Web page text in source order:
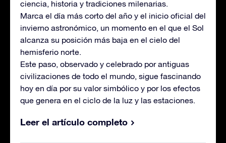
ciencia, historia y tradiciones milenarias.
Marca el día más corto del año y el inicio oficial del
invierno astronómico, un momento en el que el Sol
alcanza su posición más baja en el cielo del
hemisferio norte.
Este paso, observado y celebrado por antiguas
civilizaciones de todo el mundo, sigue fascinando
hoy en día por su valor simbólico y por los efectos
que genera en el ciclo de la luz y las estaciones.
Leer el artículo completo